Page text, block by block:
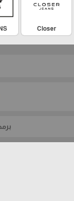
Closer